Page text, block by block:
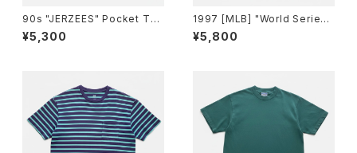
90s "JERZEES" Pocket T-S
hirt ジャージーズ 無地ポケット
Tシャツ [XL]
¥5,300
1997 [MLB] "World Series
Cleveland Indians vs Flori
da Marlins" T-Shirt 1997年
¥5,800